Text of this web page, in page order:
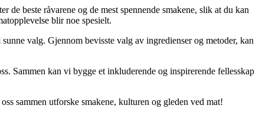
beste råvarene og de mest spennende smakene, slik at du kan
blir noe spesielt.
valg. Gjennom bevisste valg av ingredienser og metoder, kan
Sammen kan vi bygge et inkluderende og inspirerende fellesskap
sammen utforske smakene, kulturen og gleden ved mat!